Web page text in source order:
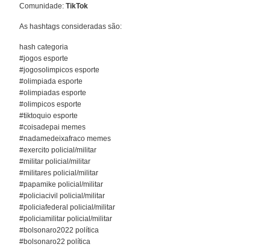
Comunidade:TikTok
As hashtags consideradas são:
hash categoria
#jogos esporte
#jogosolimpicos esporte
#olimpiada esporte
#olimpiadas esporte
#olimpicos esporte
#tiktoquio esporte
#coisadepai memes
#nadamedeixafraco memes
#exercito policial/militar
#militar policial/militar
#militares policial/militar
#papamike policial/militar
#policiacivil policial/militar
#policiafederal policial/militar
#policiamilitar policial/militar
#bolsonaro2022 política
#bolsonaro22 política